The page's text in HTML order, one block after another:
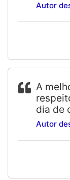
Autor
A
dia de
Autor